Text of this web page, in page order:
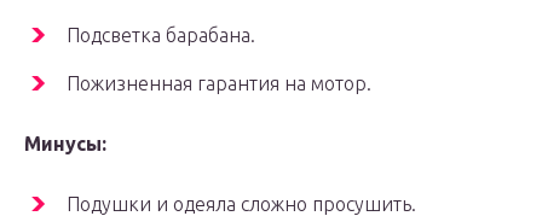
Подсветка барабана.
Пожизненная гарантия на мотор.
Минусы:
Подушки и одеяла сложно просушить.